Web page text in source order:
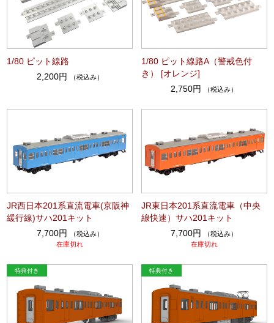
1/80 ピット線路
2,200円
（税込み）
1/80 ピット線路A（警戒色付
き） [オレンジ]
2,750円
（税込み）
JR西日本201系直流電車(京阪神
緩行線)サハ201キット
7,700円
（税込み）
在庫切れ
JR東日本201系直流電車（中央
線快速）サハ201キット
7,700円
（税込み）
在庫切れ